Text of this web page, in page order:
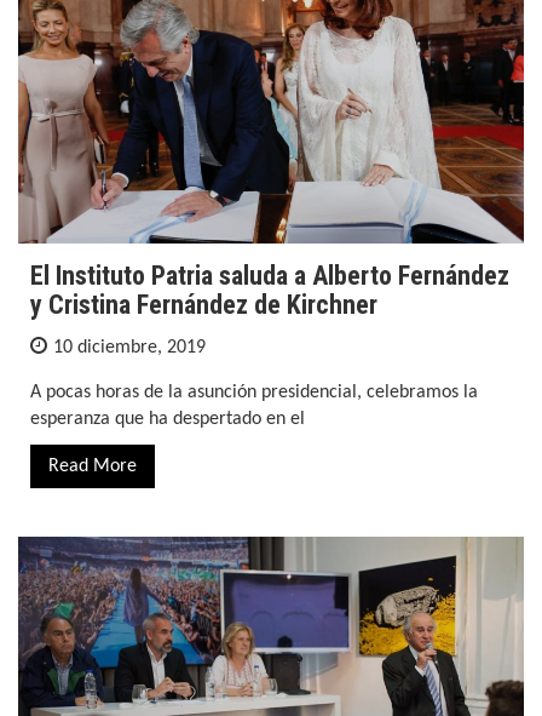
El Instituto Patria saluda a Alberto Fernández
y Cristina Fernández de Kirchner
10 diciembre, 2019
A pocas horas de la asunción presidencial, celebramos la
esperanza que ha despertado en el
Read More